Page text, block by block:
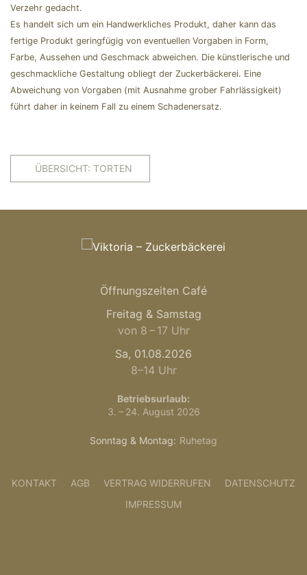
Verzehr gedacht.
Es handelt sich um ein Handwerkliches Produkt, daher kann das
fertige Produkt geringfügig von eventuellen Vorgaben in Form,
Farbe, Aussehen und Geschmack abweichen. Die künstlerische und
geschmackliche Gestaltung obliegt der Zuckerbäckerei. Eine
Abweichung von Vorgaben (mit Ausnahme grober Fahrlässigkeit)
führt daher in keinem Fall zu einem Schadenersatz.
ÜBERSICHT: TORTEN
Öffnungszeiten Café
Freitag & Samstag
von 8 – 17 Uhr
Sa, 01.08.2026
8–14 Uhr
Betriebsurlaub:
3. – 24. August 2026
Sonntag & Montag: Ruhetag
KONTAKT AGB VERTRAG WIDERRUFEN
DATENSCHUTZ
IMPRESSUM